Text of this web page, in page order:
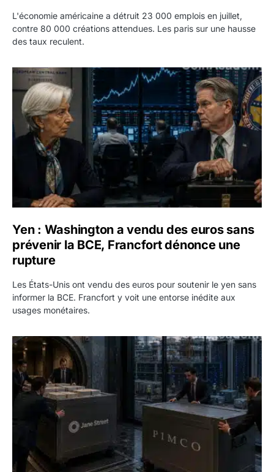
L'économie américaine a détruit 23 000 emplois en juillet,
contre 80 000 créations attendues. Les paris sur une hausse
des taux reculent.
Yen : Washington a vendu des euros sans prévenir la
Yen : Washington a vendu des euros sans
prévenir la BCE, Francfort dénonce une
rupture
Les États-Unis ont vendu des euros pour soutenir le yen sans
informer la BCE. Francfort y voit une entorse inédite aux
usages monétaires.
Jane Street négocie le transfert de 11 milliards de